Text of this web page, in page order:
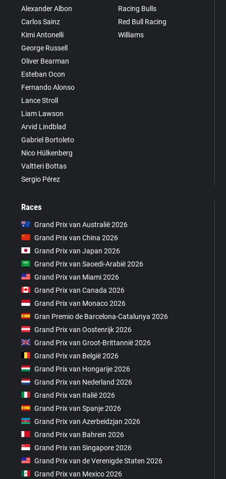
Alexander Albon
Carlos Sainz
Kimi Antonelli
George Russell
Oliver Bearman
Esteban Ocon
Fernando Alonso
Lance Stroll
Liam Lawson
Arvid Lindblad
Gabriel Bortoleto
Nico Hülkenberg
Valtteri Bottas
Sergio Pérez
Racing Bulls
Red Bull Racing
Williams
Races
Grand Prix van Australië 2026
Grand Prix van China 2026
Grand Prix van Japan 2026
Grand Prix van Saoedi-Arabië 2026
Grand Prix van Miami 2026
Grand Prix van Canada 2026
Grand Prix van Monaco 2026
Gran Premio de Barcelona-Catalunya 2026
Grand Prix van Oostenrijk 2026
Grand Prix van Groot-Brittannië 2026
Grand Prix van België 2026
Grand Prix van Hongarije 2026
Grand Prix van Nederland 2026
Grand Prix van Italië 2026
Grand Prix van Spanje 2026
Grand Prix van Azerbeidzjan 2026
Grand Prix van Bahrein 2026
Grand Prix van Singapore 2026
Grand Prix van de Verenigde Staten 2026
Grand Prix van Mexico 2026